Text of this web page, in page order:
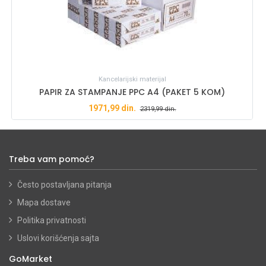
Kancelarijski materijal
PAPIR ZA STAMPANJE PPC A4 (PAKET 5 KOM)
1971,99din. 2319,99din.
Treba vam pomoć?
Često postavljana pitanja
Mapa dostave
Politika privatnosti
Uslovi korišćenja sajta
GoMarket